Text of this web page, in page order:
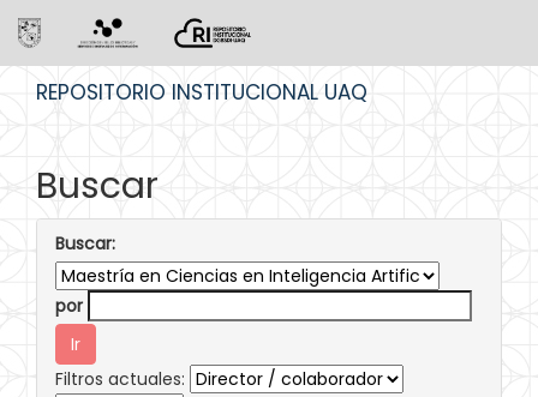
REPOSITORIO INSTITUCIONAL UAQ
Buscar
Buscar:
por
Filtros actuales: